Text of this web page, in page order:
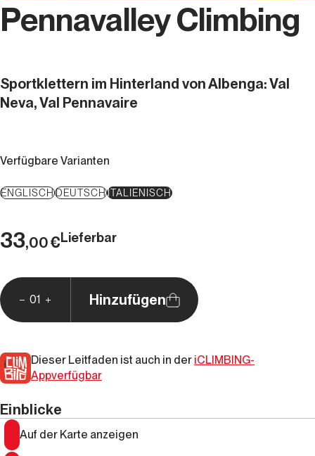
Pennavalley Climbing
Sportklettern im Hinterland von Albenga: Val
Neva, Val Pennavaire
Verfügbare Varianten
ENGLISCHDEUTSCHITALIENISCH
33,00€Lieferbar
01 Hinzufügen
Dieser Leitfaden ist auch in der iCLIMBING-
Appverfügbar
Einblicke
Auf der Karte anzeigen